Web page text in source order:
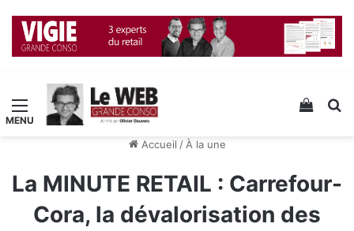
Menu Voir
Accueil / À la une
La MINUTE RETAIL : Carrefour-
Cora, la dévalorisation des